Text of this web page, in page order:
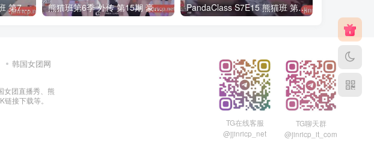
PandaClass S7E3 熊猫班 第7季 第3期 二十一点日 中英韩简繁字幕 熊猫班第6季 外传 第15期 豪礼日&完结 中英韩简繁字幕 PandaClass S7E15 熊猫班 第7季 第15期 俄罗斯轮盘 中英韩简繁字幕
韩国女团网
女团直播秀、熊
接下载等。
TG在线客服
@jjinricp_net
TG聊天群
@jinricp_it_com